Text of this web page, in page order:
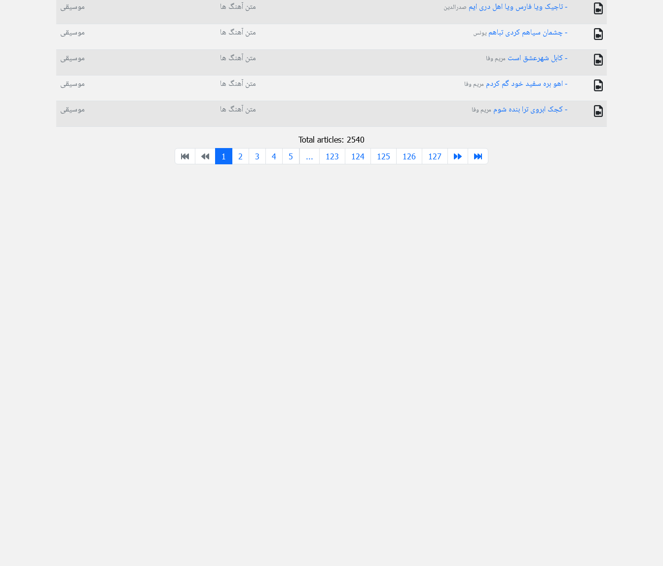
- تاجیک ویا فارس ویا اھل دری ایم صدرالدین متن آهنگ ها
موسیقی
- چشمان سیاھم کردی تباھم یونس متن آهنگ ها
موسیقی
- كابل شهرعشق است مریم وفا متن آهنگ ها
موسیقی
- اھو بره سفید خود گم کردم مریم وفا متن آهنگ ها
موسیقی
- کجک ابروی ترا بنده شوم مریم وفا متن آهنگ ها موسیقی
Total articles: 2540
1
2 3 4 5 ... 123 124 125 126 127